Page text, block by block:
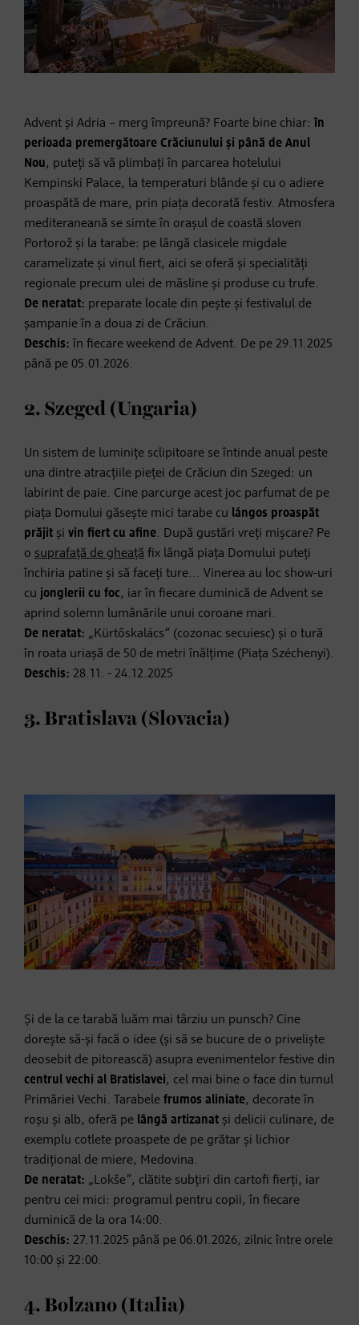
Advent și Adria – merg împreună? Foarte bine chiar: în
perioada premergătoare Crăciunului și până de Anul
Nou, puteți să vă plimbați în parcarea hotelului
Kempinski Palace, la temperaturi blânde și cu o adiere
proaspătă de mare, prin piața decorată festiv. Atmosfera
mediteraneană se simte în orașul de coastă sloven
Portorož și la tarabe: pe lângă clasicele migdale
caramelizate și vinul fiert, aici se oferă și specialități
regionale precum ulei de măsline și produse cu trufe.
De neratat: preparate locale din pește și festivalul de
șampanie în a doua zi de Crăciun.
Deschis: în fiecare weekend de Advent. De pe 29.11.2025
până pe 05.01.2026.
2. Szeged (Ungaria)
Un sistem de luminițe sclipitoare se întinde anual peste
una dintre atracțiile pieței de Crăciun din Szeged: un
labirint de paie. Cine parcurge acest joc parfumat de pe
piața Domului găsește mici tarabe cu lángos proaspăt
prăjit și vin fiert cu afine. După gustări vreți mișcare? Pe
o suprafață de gheață fix lângă piața Domului puteți
închiria patine și să faceți ture... Vinerea au loc show-uri
cu jonglerii cu foc, iar în fiecare duminică de Advent se
aprind solemn lumânările unui coroane mari.
De neratat: „Kürtőskalács” (cozonac secuiesc) și o tură
în roata uriașă de 50 de metri înălțime (Piața Széchenyi).
Deschis: 28.11. - 24.12.2025
3. Bratislava (Slovacia)
Și de la ce tarabă luăm mai târziu un punsch? Cine
dorește să-și facă o idee (și să se bucure de o priveliște
deosebit de pitorească) asupra evenimentelor festive din
centrul vechi al Bratislavei, cel mai bine o face din turnul
Primăriei Vechi. Tarabele frumos aliniate, decorate în
roșu și alb, oferă pe lângă artizanat și delicii culinare, de
exemplu cotlete proaspete de pe grătar și lichior
tradițional de miere, Medovina.
De neratat: „Lokše”, clătite subțiri din cartofi fierți, iar
pentru cei mici: programul pentru copii, în fiecare
duminică de la ora 14:00.
Deschis: 27.11.2025 până pe 06.01.2026, zilnic între orele
10:00 și 22:00.
4. Bolzano (Italia)